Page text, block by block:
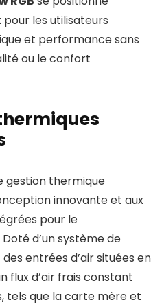
les utilisateurs
et performance sans
ou le confort
gestion thermique
innovante et aux
pour le
d’un système de
entrées d’air situées en
flux d’air frais constant
tels que la carte mère et